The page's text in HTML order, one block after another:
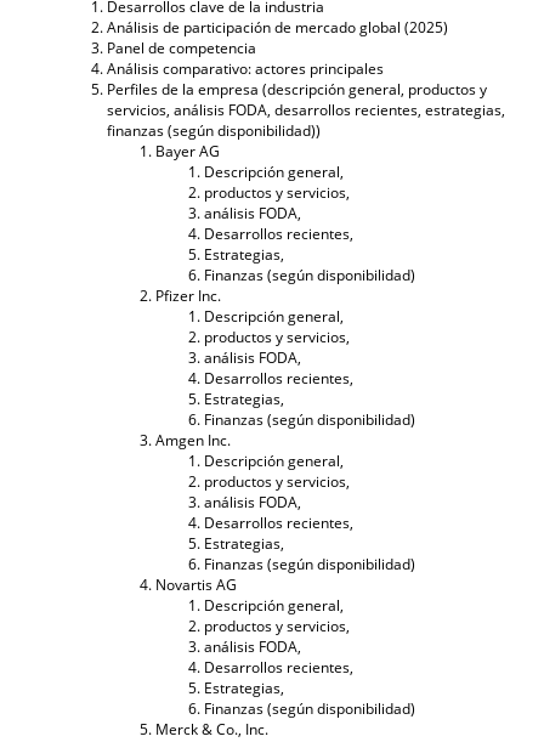
Desarrollos clave de la industria
Análisis de participación de mercado global (2025)
Panel de competencia
Análisis comparativo: actores principales
Perfiles de la empresa (descripción general, productos y
servicios, análisis FODA, desarrollos recientes, estrategias,
finanzas (según disponibilidad))
Bayer AG
Descripción general,
productos y servicios,
análisis FODA,
Desarrollos recientes,
Estrategias,
Finanzas (según disponibilidad)
Pfizer Inc.
Descripción general,
productos y servicios,
análisis FODA,
Desarrollos recientes,
Estrategias,
Finanzas (según disponibilidad)
Amgen Inc.
Descripción general,
productos y servicios,
análisis FODA,
Desarrollos recientes,
Estrategias,
Finanzas (según disponibilidad)
Novartis AG
Descripción general,
productos y servicios,
análisis FODA,
Desarrollos recientes,
Estrategias,
Finanzas (según disponibilidad)
Merck & Co., Inc.